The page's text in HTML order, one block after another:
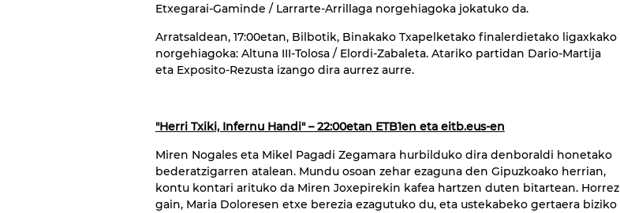
Etxegarai-Gaminde / Larrarte-Arrillaga norgehiagoka jokatuko da.
Arratsaldean, 17:00etan, Bilbotik, Binakako Txapelketako finalerdietako ligaxkako
norgehiagoka: Altuna III-Tolosa / Elordi-Zabaleta. Atariko partidan Dario-Martija
eta Exposito-Rezusta izango dira aurrez aurre.
"Herri Txiki, Infernu Handi" – 22:00etan ETB1en eta eitb.eus-en
Miren Nogales eta Mikel Pagadi Zegamara hurbilduko dira denboraldi honetako
bederatzigarren atalean. Mundu osoan zehar ezaguna den Gipuzkoako herrian,
kontu kontari arituko da Miren Joxepirekin kafea hartzen duten bitartean. Horrez
gain, Maria Doloresen etxe berezia ezagutuko du, eta ustekabeko gertaera biziko